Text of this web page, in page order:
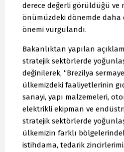
derece değerli görüldüğü ve
önümüzdeki dönemde daha
önemi vurgulandı.
Bakanlıktan yapılan
stratejik sektörlerde
değinilerek, “Brezilya
ülkemizdeki faaliyetlerinin
sanayi, yapı malzemeleri,
elektrikli ekipman ve
stratejik sektörlerde
ülkemizin farklı
istihdama, tedarik